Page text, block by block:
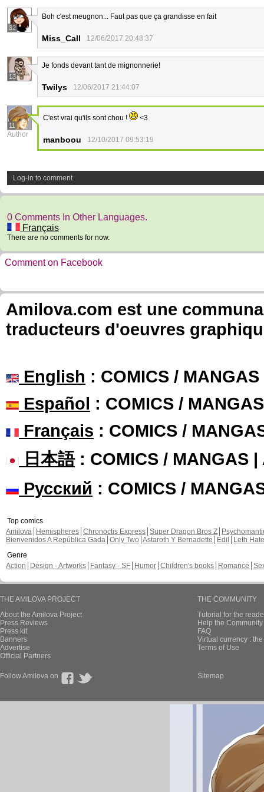
32
Boh c'est meugnon... Faut pas que ça grandisse en fait
Miss_Call 12/06/2017 20:48:37
13
Je fonds devant tant de mignonnerie!
Twilys 12/06/2017 21:44:07
11
Author
C'est vrai qu'ils sont chou ! <3
manboou 12/10/2017 09:53:19
Log-in to comment
0 Comments In Other Languages.
Français
There are no comments for now.
Comment on Facebook
Amilova.com est une
traducteurs d'oeuvres
English : COMICS /
Español : COMICS /
Français : COMICS /
日本語: COMICS / MANGAS |
Русский : COMICS /
Top comics
Amilova
Hemispheres Chronoctis Express Super Dragon Bros Z
Bienvenidos A República Gada Only Two Astaroth Y Bernadette Edil
Leth Hate
Genre
Action
Design - Artworks Fantasy - SF Humor Children's books Romance
THE AMILOVA PROJECT
About the Amilova Project
Press Reviews
Press kit
Banners
Advertise
Official Partners
THE COMMUNITY
Tutorial for the
Help the
FAQ
Virtual currency :
Terms of Use
Follow Amilova on Sitemap